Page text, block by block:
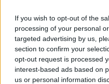
If you wish to opt-out of the
processing of your personal
targeted advertising by us,
section to confirm your
opt-out request is processed
interest-based ads based on
us or personal information
ΟΣΑ
ΓΙΑ ΤΟ